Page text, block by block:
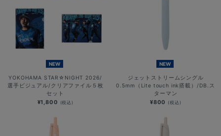
NEW
YOKOHAMA STAR☆NIGHT 2026/
選手ビジュアル/クリアファイル５枚
セット
¥1,800 (税込)
NEW
ジェットストリームシングル
0.5mm（Lite touch ink搭載）/DB.ス
ターマン
¥800 (税込)